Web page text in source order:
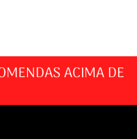
ACIMA DE